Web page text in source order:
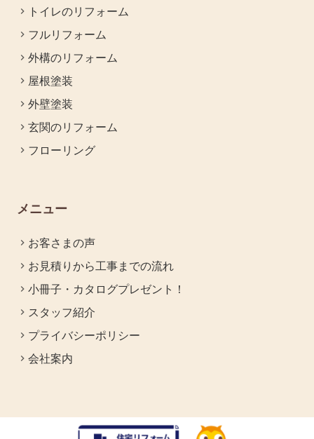
トイレのリフォーム
フルリフォーム
外構のリフォーム
屋根塗装
外壁塗装
玄関のリフォーム
フローリング
メニュー
お客さまの声
お見積りから工事までの流れ
小冊子・カタログプレゼント！
スタッフ紹介
プライバシーポリシー
会社案内